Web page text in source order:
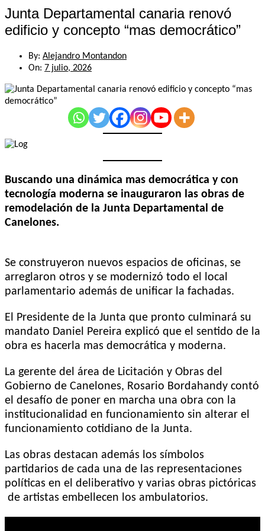
Junta Departamental canaria renovó
edificio y concepto “mas democrático”
By: Alejandro Montandon
On: 7 julio, 2026
Buscando una dinámica mas democrática y con
tecnología moderna se inauguraron las obras de
remodelación de la Junta Departamental de
Canelones.
Se construyeron nuevos espacios de oficinas, se
arreglaron otros y se modernizó todo el local
parlamentario además de unificar la fachadas.
El Presidente de la Junta que pronto culminará su
mandato Daniel Pereira explicó que el sentido de la
obra es hacerla mas democrática y moderna.
La gerente del área de Licitación y Obras del
Gobierno de Canelones, Rosario Bordahandy contó
el desafío de poner en marcha una obra con la
institucionalidad en funcionamiento sin alterar el
funcionamiento cotidiano de la Junta.
Las obras destacan además los símbolos
partidarios de cada una de las representaciones
políticas en el deliberativo y varias obras pictóricas
de artistas embellecen los ambulatorios.